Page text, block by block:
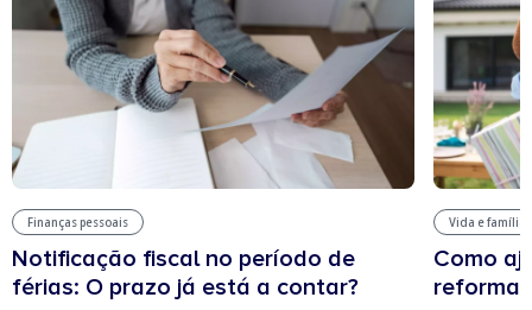
Finanças pessoais
Notificação fiscal no período de
férias: O prazo já está a contar?
Vida e família
Como
reforma